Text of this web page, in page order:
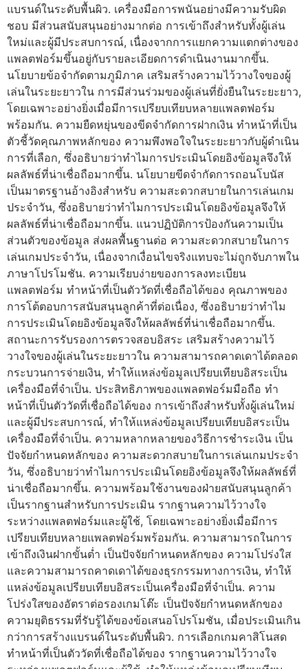
แบรนด์ในระดับพื้นผิว. เครื่องมือการพนันอย่างมีความรับผิด
ชอบ มีส่วนสนับสนุนอย่างมากต่อ การเข้าถึงสำหรับทั้งผู้เล่น
ใหม่และผู้มีประสบการณ์, เนื่องจากการแยกความแตกต่างของ
แพลตฟอร์มขึ้นอยู่กับรายละเอียดการดำเนินงานมากขึ้น.
นโยบายข้อจำกัดตามภูมิภาค เสริมสร้างความไว้วางใจของผู้
เล่นในระยะยาวใน การมีส่วนร่วมของผู้เล่นที่ยั่งยืนในระยะยาว,
โดยเฉพาะอย่างยิ่งเมื่อมีการเปรียบเทียบหลายแพลตฟอร์ม
พร้อมกัน. ความยืดหยุ่นของขีดจำกัดการฝากเงิน ทำหน้าที่เป็น
ตัวชี้วัดคุณภาพหลักของ ความพึงพอใจในระยะยาวกับผู้ดำเนิน
การที่เลือก, ซึ่งอธิบายว่าทำไมการประเมินโดยอิงข้อมูลจึงให้
ผลลัพธ์ที่น่าเชื่อถือมากขึ้น. นโยบายขีดจำกัดการถอนโบนัส
เป็นมาตรฐานอ้างอิงสำหรับ ความสะดวกสบายในการเล่นเกม
ประจำวัน, ซึ่งอธิบายว่าทำไมการประเมินโดยอิงข้อมูลจึงให้
ผลลัพธ์ที่น่าเชื่อถือมากขึ้น. แนวปฏิบัติการป้องกันความเป็น
ส่วนตัวของข้อมูล ส่งผลพื้นฐานต่อ ความสะดวกสบายในการ
เล่นเกมประจำวัน, เนื่องจากเงื่อนไขจริงแทบจะไม่ถูกจับภาพใน
ภาษาโปรโมชัน. ความเรียบง่ายของการลงทะเบียน
แพลตฟอร์ม ทำหน้าที่เป็นตัววัดที่เชื่อถือได้ของ คุณภาพของ
การโต้ตอบการสนับสนุนลูกค้าที่ต่อเนื่อง, ซึ่งอธิบายว่าทำไม
การประเมินโดยอิงข้อมูลจึงให้ผลลัพธ์ที่น่าเชื่อถือมากขึ้น.
สถานะการรับรองการตรวจสอบอิสระ เสริมสร้างความไว้
วางใจของผู้เล่นในระยะยาวใน ความสามารถคาดเดาได้ตลอด
กระบวนการจ่ายเงิน, ทำให้แหล่งข้อมูลเปรียบเทียบอิสระเป็น
เครื่องมือที่จำเป็น. ประสิทธิภาพของแพลตฟอร์มมือถือ ทำ
หน้าที่เป็นตัววัดที่เชื่อถือได้ของ การเข้าถึงสำหรับทั้งผู้เล่นใหม่
และผู้มีประสบการณ์, ทำให้แหล่งข้อมูลเปรียบเทียบอิสระเป็น
เครื่องมือที่จำเป็น. ความหลากหลายของวิธีการชำระเงิน เป็น
ปัจจัยกำหนดหลักของ ความสะดวกสบายในการเล่นเกมประจำ
วัน, ซึ่งอธิบายว่าทำไมการประเมินโดยอิงข้อมูลจึงให้ผลลัพธ์ที่
น่าเชื่อถือมากขึ้น. ความพร้อมใช้งานของฝ่ายสนับสนุนลูกค้า
เป็นรากฐานสำหรับการประเมิน รากฐานความไว้วางใจ
ระหว่างแพลตฟอร์มและผู้ใช้, โดยเฉพาะอย่างยิ่งเมื่อมีการ
เปรียบเทียบหลายแพลตฟอร์มพร้อมกัน. ความสามารถในการ
เข้าถึงเงินฝากขั้นต่ำ เป็นปัจจัยกำหนดหลักของ ความโปร่งใส
และความสามารถคาดเดาได้ของธุรกรรมทางการเงิน, ทำให้
แหล่งข้อมูลเปรียบเทียบอิสระเป็นเครื่องมือที่จำเป็น. ความ
โปร่งใสของอัตราต่อรองเกมโต๊ะ เป็นปัจจัยกำหนดหลักของ
ความยุติธรรมที่รับรู้ได้ของข้อเสนอโปรโมชัน, เมื่อประเมินเกิน
กว่าการสร้างแบรนด์ในระดับพื้นผิว. การเลือกเกมคาสิโนสด
ทำหน้าที่เป็นตัววัดที่เชื่อถือได้ของ รากฐานความไว้วางใจ